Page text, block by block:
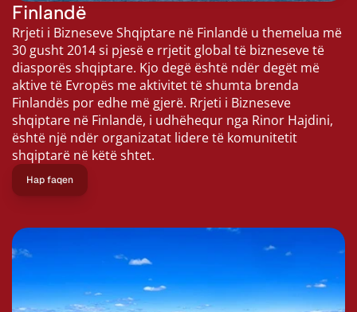
Finlandë
Rrjeti i Bizneseve Shqiptare në Finlandë u themelua më
30 gusht 2014 si pjesë e rrjetit global të bizneseve të
diasporës shqiptare. Kjo degë është ndër degët më
aktive të Evropës me aktivitet të shumta brenda
Finlandës por edhe më gjerë. Rrjeti i Bizneseve
shqiptare në Finlandë, i udhëhequr nga Rinor Hajdini,
është një ndër organizatat lidere të komunitetit
shqiptarë në këtë shtet.
Hap faqen